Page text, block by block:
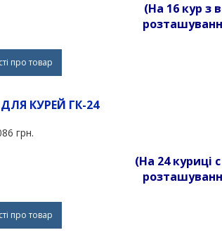
(На 16 кур з
про товар
КУРЕЙ ГК-24
грн.
(На 24 куриці
про товар